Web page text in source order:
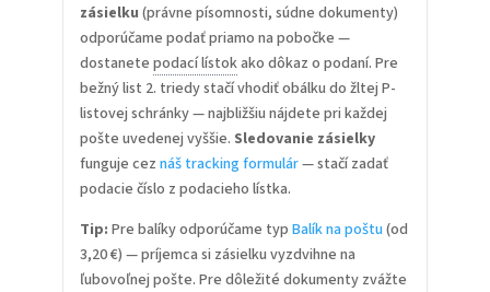
zásielku (právne písomnosti, súdne dokumenty)
odporúčame podať priamo na pobočke —
dostanete podací lístokako dôkaz o podaní. Pre
bežný list 2. triedy stačí vhodiť obálku do žltej P-
listovej schránky — najbližšiu nájdete pri každej
pošte uvedenej vyššie. Sledovanie zásielky
funguje cez náš tracking formulár— stačí zadať
podacie číslo z podacieho lístka.
Tip: Pre balíky odporúčame typ Balík na poštu (od
3,20 €) — príjemca si zásielku vyzdvihne na
ľubovoľnej pošte. Pre dôležité dokumenty zvážte